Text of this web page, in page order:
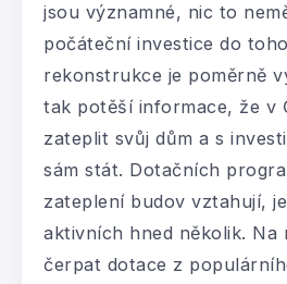
jsou významné, nic to
počáteční investice do
rekonstrukce je poměrně
tak potěší informace, že v
zateplit svůj dům a s
sám stát. Dotačních
zateplení budov vztahují,
aktivních hned několik. Na
čerpat dotace z